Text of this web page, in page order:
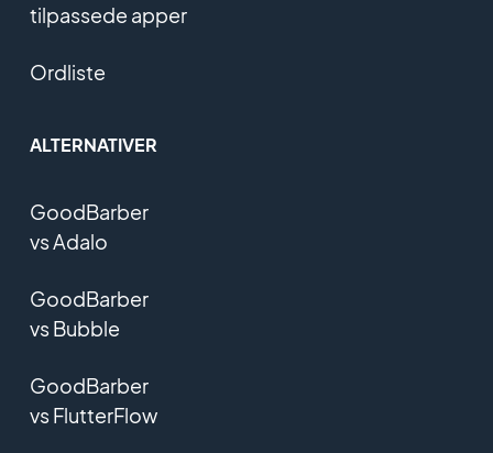
tilpassede apper
Ordliste
ALTERNATIVER
GoodBarber
vs Adalo
GoodBarber
vs Bubble
GoodBarber
vs FlutterFlow